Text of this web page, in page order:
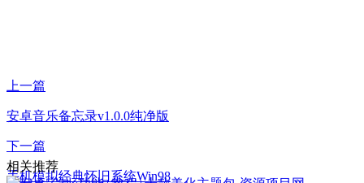
上一篇
安卓音乐备忘录v1.0.0纯净版
下一篇
手机模拟经典怀旧系统Win98
相关推荐